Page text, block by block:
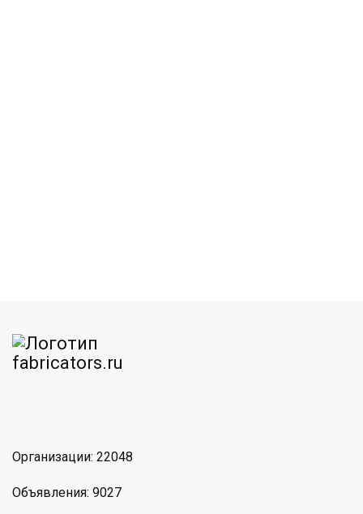
Организации: 22048
Объявления: 9027